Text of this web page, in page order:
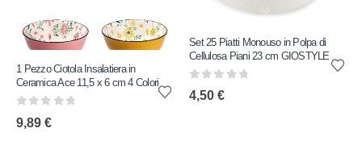
1 Pezzo Ciotola Insalatiera in
Ceramica Ace 11,5 x 6 cm 4 Colori
9,89 €
Set 25 Piatti Monouso in Polpa di
Cellulosa Piani 23 cm GIOSTYLE
0 out of 5
4,50 €